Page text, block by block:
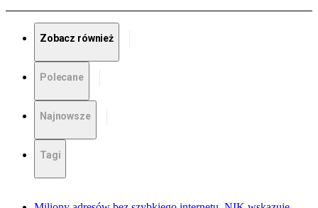
Zobacz również
Polecane
Najnowsze
Tagi